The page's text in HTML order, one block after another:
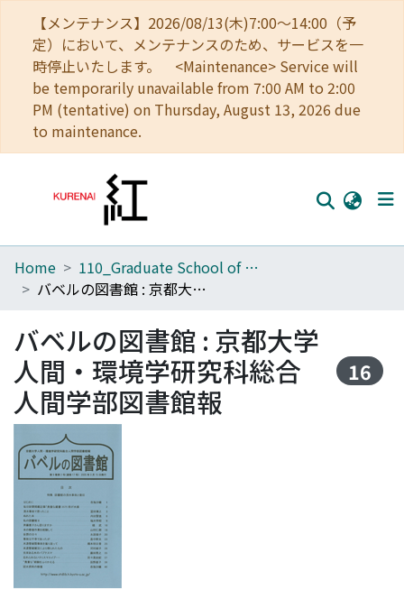
【メンテナンス】2026/08/13(木)7:00～14:00（予
定）において、メンテナンスのため、サービスを一
時停止いたします。 <Maintenance> Service will
be temporarily unavailable from 7:00 AM to 2:00
PM (tentative) on Thursday, August 13, 2026 due
to maintenance.
Home
Browse
Download Ranking
Access Statistics
Library Network
Home
110_Graduate School of Human and Environmental Studies
バベルの図書館 : 京都大学人間・環境学研究科総合人間学部図書館報
バベルの図書館 : 京都大学
人間・環境学研究科総合
人間学部図書館報
16